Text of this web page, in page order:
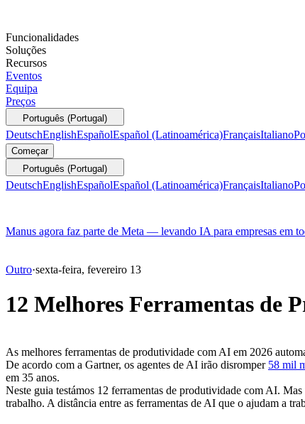
Funcionalidades
Soluções
Recursos
Eventos
Equipa
Preços
Português (Portugal)
DeutschEnglishEspañolEspañol (Latinoamérica)FrançaisItaliano
Começar
Português (Portugal)
DeutschEnglishEspañolEspañol (Latinoamérica)FrançaisItaliano
Manus agora faz parte de Meta — levando IA para empresas em
Outro·sexta-feira, fevereiro 13
12 Melhores Ferramentas de
As melhores ferramentas de produtividade com AI em 2026
De acordo com a Gartner, os agentes de AI irão disromper 58 mil
em 35 anos.
Neste guia testámos 12 ferramentas de produtividade com AI.
trabalho. A distância entre as ferramentas de AI que o ajudam a